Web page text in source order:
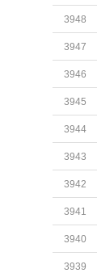
3948
3947
3946
3945
3944
3943
3942
3941
3940
3939